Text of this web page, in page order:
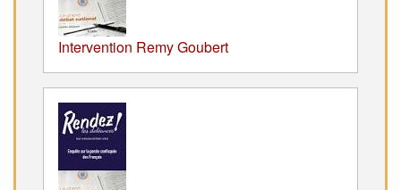
Intervention Remy Goubert